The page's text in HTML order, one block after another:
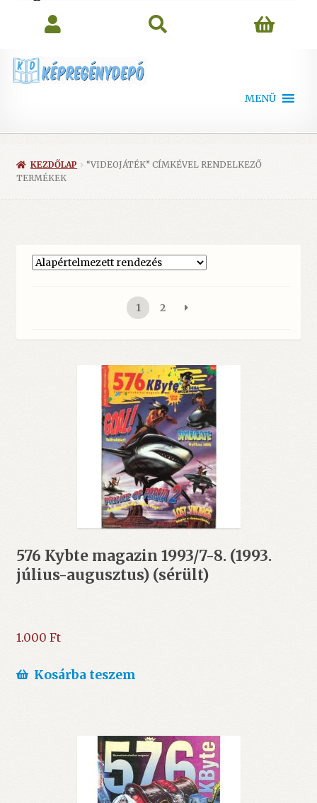
MENÜ
KEZDŐLAP
“VIDEOJÁTÉK” CÍMKÉVEL RENDELKEZŐ
TERMÉKEK
1 2
576 Kybte magazin 1993/7-8. (1993.
július-augusztus) (sérült)
1.000 Ft
Kosárba teszem